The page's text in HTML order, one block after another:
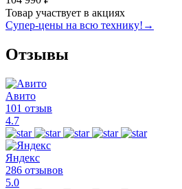
Товар участвует в акциях
Супер-цены на всю технику! →
Отзывы
Авито
101 отзыв
4.7
Яндекс
286 отзывов
5.0